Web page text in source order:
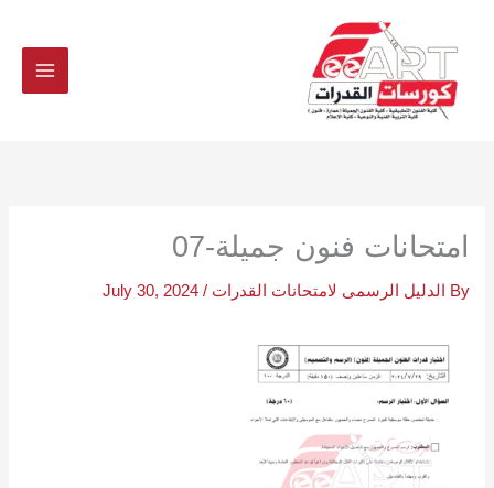
امتحانات فنون جميلة-07
By الدليل الرسمى لامتحانات القدرات/
July 30, 2024